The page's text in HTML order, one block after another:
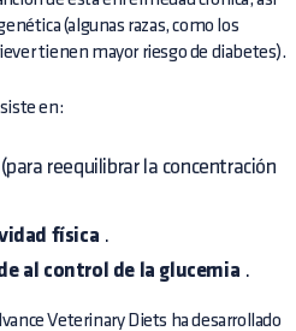
(algunas razas, como los
tienen mayor riesgo de diabetes).
en:
reequilibrar la concentración
física .
al control de la glucemia .
Veterinary Diets ha desarrollado